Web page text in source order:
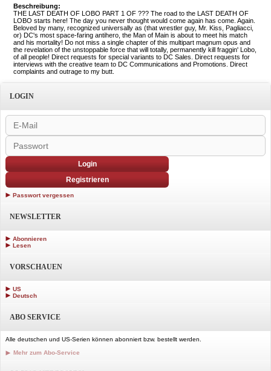
Beschreibung:
THE LAST DEATH OF LOBO PART 1 OF ??? The road to the LAST DEATH OF
LOBO starts here! The day you never thought would come again has come. Again.
Beloved by many, recognized universally as (that wrestler guy, Mr. Kiss, Pagliacci,
or) DC's most space-faring antihero, the Man of Main is about to meet his match
and his mortality! Do not miss a single chapter of this multipart magnum opus and
the revelation of the unstoppable force that will totally, permanently kill fraggin' Lobo,
of all people! Direct requests for special variants to DC Sales. Direct requests for
interviews with the creative team to DC Communications and Promotions. Direct
complaints and outrage to my butt.
LOGIN
Login
Registrieren
Passwort vergessen
NEWSLETTER
Abonnieren
Lesen
VORSCHAUEN
US
Deutsch
ABO SERVICE
Alle deutschen und US-Serien können abonniert bzw. bestellt werden.
Mehr zum Abo-Service